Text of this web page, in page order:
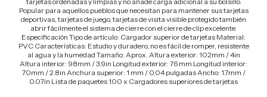
Popular para aquellos pueblos que necesitan para mantener sus tarjetas
deportivas, tarjetas de juego, tarjetas de visita visible protegido también
abrir fácilmente el sistema de cierre con el cierre de clip excelente.
Especificación Tipo de artículo: Cargador superior de tarjetas Material:
PVC Características: Estudio y duradero, no es fácil de romper, resistente
al agua y la humedad Tamaño: Aprox. Altura exterior: 102mm / 4in
Altura interior: 98mm / 3.9in Longitud exterior: 76 mm Longitud interior:
70mm / 2.8in Anchura superior: 1 mm / 0,04 pulgadas Ancho: 1.7mm /
0.07in Lista de paquetes 100 x Cargadores superiores de tarjetas